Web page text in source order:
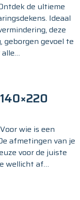
de ultieme
Ideaal
deze
geborgen gevoel te
alle…
wie is een
afmetingen van je
voor de juiste
wellicht af…